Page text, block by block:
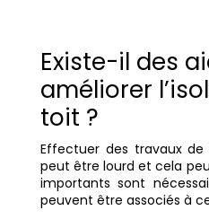
Existe-il des
améliorer
toit ?
Effectuer des travaux
peut être lourd et cela
importants sont
peuvent être associés à